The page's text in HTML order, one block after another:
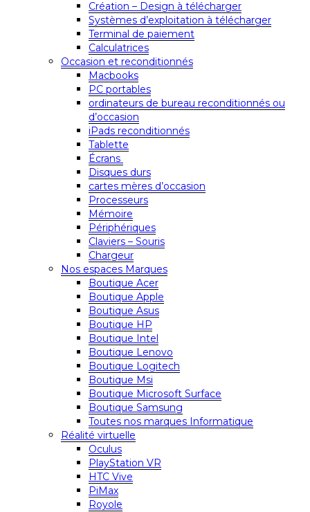
Création – Design à télécharger
Systèmes d’exploitation à télécharger
Terminal de paiement
Calculatrices
Occasion et reconditionnés
Macbooks
PC portables
ordinateurs de bureau reconditionnés ou
d’occasion
iPads reconditionnés
Tablette
Écrans
Disques durs
cartes mères d’occasion
Processeurs
Mémoire
Périphériques
Claviers – Souris
Chargeur
Nos espaces Marques
Boutique Acer
Boutique Apple
Boutique Asus
Boutique HP
Boutique Intel
Boutique Lenovo
Boutique Logitech
Boutique Msi
Boutique Microsoft Surface
Boutique Samsung
Toutes nos marques Informatique
Réalité virtuelle
Oculus
PlayStation VR
HTC Vive
PiMax
Royole